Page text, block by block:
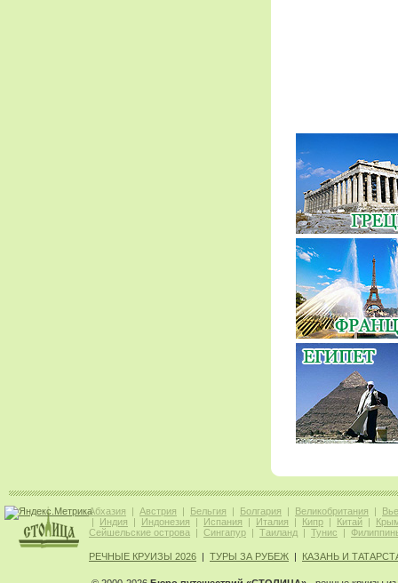
Абхазия | Австрия | Бельгия | Болгария | Великобритания |
| Индия | Индонезия | Испания | Италия | Кипр | Китай |
Сейшельские острова | Сингапур | Таиланд | Тунис |
РЕЧНЫЕ КРУИЗЫ 2026 | ТУРЫ ЗА РУБЕЖ | КАЗАНЬ И